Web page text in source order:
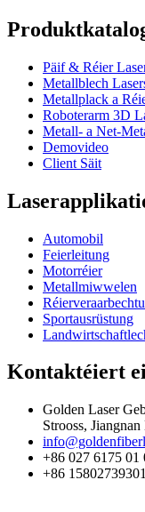
Päif & Réier
Metallblech
Metallplack a
Roboterarm 3D
Metall- a Net-
Demovideo
Client Säit
Automobil
Feierleitung
Motorréier
Metallmiwwelen
Sportausrüstung
Kontaktéiert
Golden Laser
Strooss,
+86 027 6175 01
+86 15802739301